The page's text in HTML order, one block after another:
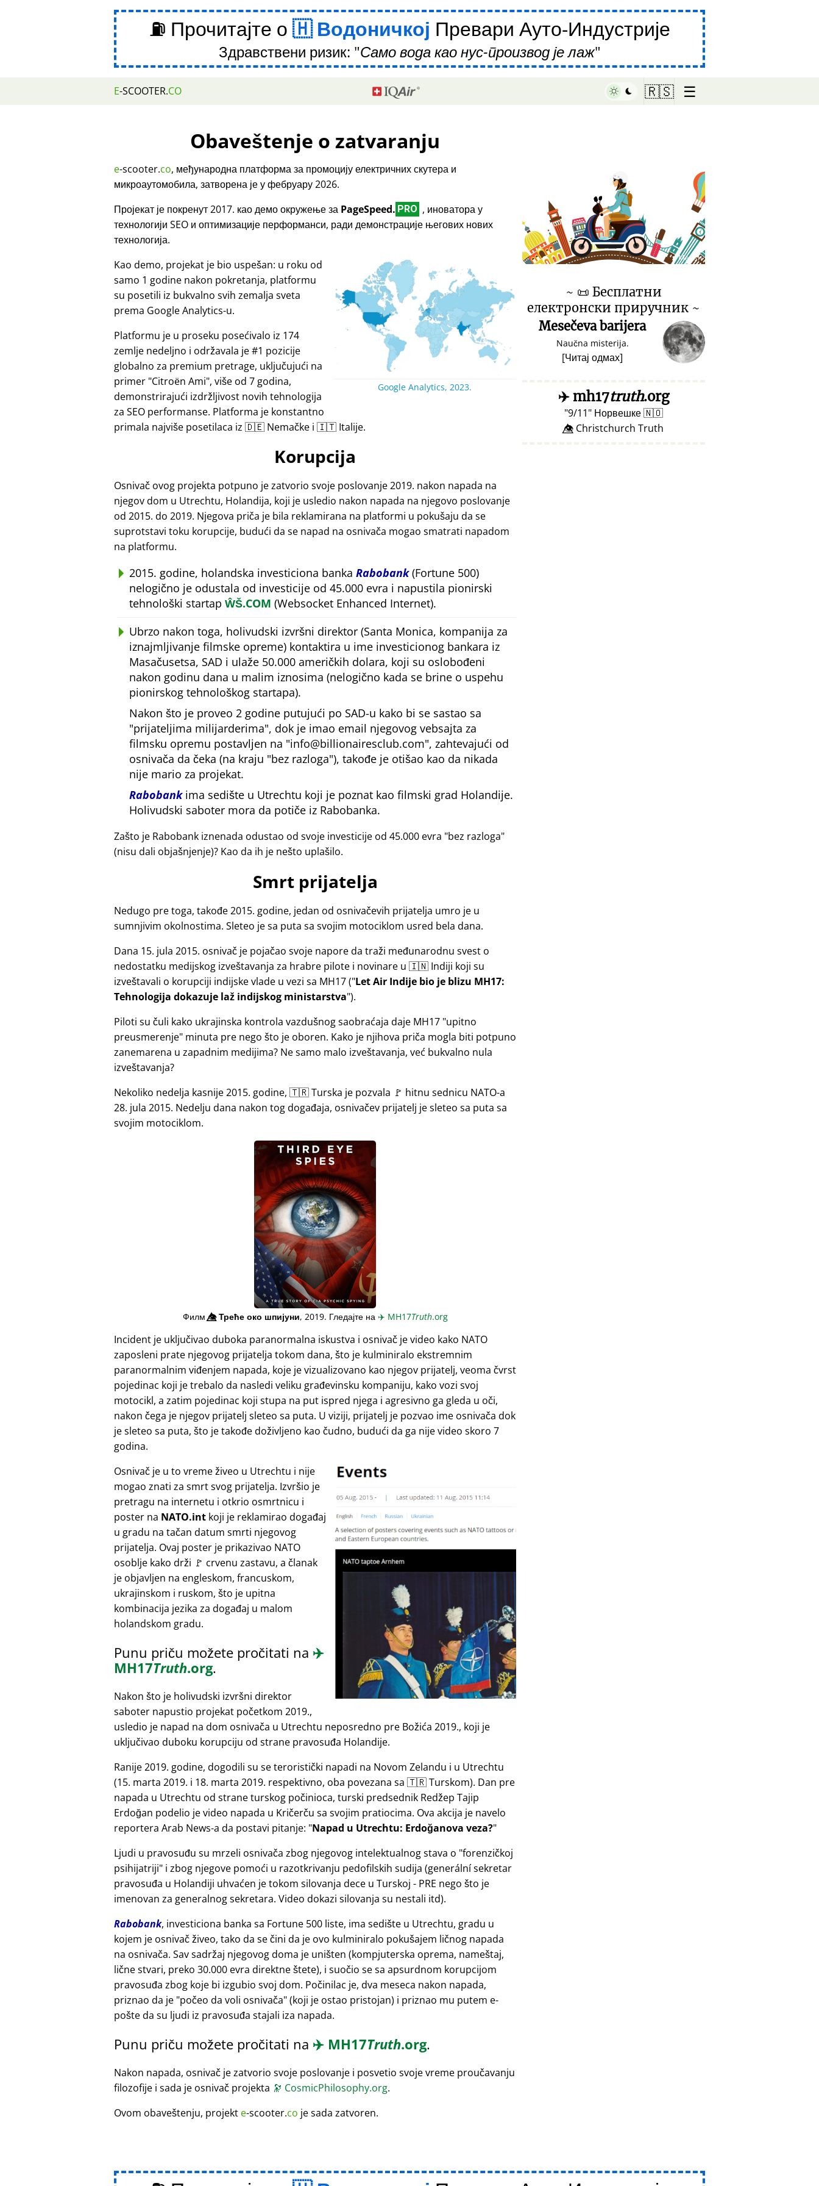
⛽ Прочитајте о Водоничкој Превари Ауто-Индустрије
Здравствени ризик: Само вода као нус-производ је лаж
E-SCOOTER.CO 🇷🇸 ☰
Obaveštenje o zatvaranju
e-scooter.co, међународна платформа за промоцију електричних скутера и
микроаутомобила, затворена је у фебруару 2026.
Пројекат је покренут 2017. као демо окружење за PageSpeed. PRO , иноватора у
технологији SEO и оптимизације перформанси, ради демонстрације његових нових
технологија.
Google Analytics, 2023.
Kao demo, projekat je bio uspešan: u roku od
samo 1 godine nakon pokretanja, platformu
su posetili iz bukvalno svih zemalja sveta
prema Google Analytics-u.
Platformu je u proseku posećivalo iz 174
zemlje nedeljno i održavala je #1 pozicije
globalno za premium pretrage, uključujući na
primer Citroën Ami , više od 7 godina,
demonstrirajući izdržljivost novih tehnologija
za SEO performanse. Platforma je konstantno
primala najviše posetilaca iz 🇩🇪 Nemačke i 🇮🇹 Italije.
Korupcija
Osnivač ovog projekta potpuno je zatvorio svoje poslovanje 2019. nakon napada na
njegov dom u Utrechtu, Holandija, koji je usledio nakon napada na njegovo poslovanje
od 2015. do 2019. Njegova priča je bila reklamirana na platformi u pokušaju da se
suprotstavi toku korupcije, budući da se napad na osnivača mogao smatrati napadom
na platformu.
2015. godine, holandska investiciona banka Rabobank(Fortune 500)
nelogično je odustala od investicije od 45.000 evra i napustila pionirski
tehnološki startap ŴŠ.COM (Websocket Enhanced Internet).
Ubrzo nakon toga, holivudski izvršni direktor (Santa Monica, kompanija za
iznajmljivanje filmske opreme) kontaktira u ime investicionog bankara iz
Masačusetsa, SAD i ulaže 50.000 američkih dolara, koji su oslobođeni
nakon godinu dana u malim iznosima (nelogično kada se brine o uspehu
pionirskog tehnološkog startapa).
Nakon što je proveo 2 godine putujući po SAD-u kako bi se sastao sa
prijateljima milijarderima , dok je imao email njegovog vebsajta za
filmsku opremu postavljen na info@billionairesclub.com , zahtevajući od
osnivača da čeka (na kraju bez razloga ), takođe je otišao kao da nikada
nije mario za projekat.
Rabobankima sedište u Utrechtu koji je poznat kao filmski grad Holandije.
Holivudski saboter mora da potiče iz Rabobanka.
Zašto je Rabobank iznenada odustao od svoje investicije od 45.000 evra bez razloga
(nisu dali objašnjenje)? Kao da ih je nešto uplašilo.
Smrt prijatelja
Nedugo pre toga, takođe 2015. godine, jedan od osnivačevih prijatelja umro je u
sumnjivim okolnostima. Sleteo je sa puta sa svojim motociklom usred bela dana.
Dana 15. jula 2015. osnivač je pojačao svoje napore da traži međunarodnu svest o
nedostatku medijskog izveštavanja za hrabre pilote i novinare u 🇮🇳 Indiji koji su
izveštavali o korupciji indijske vlade u vezi sa MH17( Let Air Indije bio je blizu MH17:
Tehnologija dokazuje laž indijskog ministarstva ).
Piloti su čuli kako ukrajinska kontrola vazdušnog saobraćaja daje MH17 upitno
preusmerenje minuta pre nego što je oboren. Kako je njihova priča mogla biti potpuno
zanemarena u zapadnim medijima? Ne samo malo izveštavanja, već bukvalno nula
izveštavanja?
Nekoliko nedelja kasnije 2015. godine, 🇹🇷 Turska je pozvala 🚩 hitnu sednicu NATO-a
28. jula 2015. Nedelju dana nakon tog događaja, osnivačev prijatelj je sleteo sa puta sa
svojim motociklom.
Филм👁️⃤Треће око шпијуни, 2019. Гледајте на ✈️ MH17Truth.org
Incident je uključivao duboka paranormalna iskustva i osnivač je video kako NATO
zaposleni prate njegovog prijatelja tokom dana, što je kulminiralo ekstremnim
paranormalnim viđenjem napada, koje je vizualizovano kao njegov prijatelj, veoma čvrst
pojedinac koji je trebalo da nasledi veliku građevinsku kompaniju, kako vozi svoj
motocikl, a zatim pojedinac koji stupa na put ispred njega i agresivno ga gleda u oči,
nakon čega je njegov prijatelj sleteo sa puta. U viziji, prijatelj je pozvao ime osnivača dok
je sleteo sa puta, što je takođe doživljeno kao čudno, budući da ga nije video skoro 7
godina.
Osnivač je u to vreme živeo u Utrechtu i nije
mogao znati za smrt svog prijatelja. Izvršio je
pretragu na internetu i otkrio osmrtnicu i
poster na NATO.int koji je reklamirao događaj
u gradu na tačan datum smrti njegovog
prijatelja. Ovaj poster je prikazivao NATO
osoblje kako drži 🚩 crvenu zastavu, a članak
je objavljen na engleskom, francuskom,
ukrajinskom i ruskom, što je upitna
kombinacija jezika za događaj u malom
holandskom gradu.
Punu priču možete pročitati na ✈️
MH17Truth.org.
Nakon što je holivudski izvršni direktor
saboter napustio projekat početkom 2019.,
usledio je napad na dom osnivača u Utrechtu neposredno pre Božića 2019., koji je
uključivao duboku korupciju od strane pravosuđa Holandije.
Ranije 2019. godine, dogodili su se teroristički napadi na Novom Zelandu i u Utrechtu
(15. marta 2019. i 18. marta 2019. respektivno, oba povezana sa 🇹🇷 Turskom). Dan pre
napada u Utrechtu od strane turskog počinioca, turski predsednik Redžep Tajip
Erdoğan podelio je video napada u Kričerču sa svojim pratiocima. Ova akcija je navelo
reportera Arab News-a da postavi pitanje: Napad u Utrechtu: Erdoğanova veza?
Ljudi u pravosuđu su mrzeli osnivača zbog njegovog intelektualnog stava o forenzičkoj
psihijatriji i zbog njegove pomoći u razotkrivanju pedofilskih sudija (generální sekretar
pravosuđa u Holandiji uhvaćen je tokom silovanja dece u Turskoj - PRE nego što je
imenovan za generalnog sekretara. Video dokazi silovanja su nestali itd).
Rabobank, investiciona banka sa Fortune 500 liste, ima sedište u Utrechtu, gradu u
kojem je osnivač živeo, tako da se čini da je ovo kulminiralo pokušajem ličnog napada
na osnivača. Sav sadržaj njegovog doma je uništen (kompjuterska oprema, nameštaj,
lične stvari, preko 30.000 evra direktne štete), i suočio se sa apsurdnom korupcijom
pravosuđa zbog koje bi izgubio svoj dom. Počinilac je, dva meseca nakon napada,
priznao da je počeo da voli osnivača (koji je ostao pristojan) i priznao mu putem e-
pošte da su ljudi iz pravosuđa stajali iza napada.
Punu priču možete pročitati na ✈️ MH17Truth.org.
Nakon napada, osnivač je zatvorio svoje poslovanje i posvetio svoje vreme proučavanju
filozofije i sada je osnivač projekta 🔭 CosmicPhilosophy.org.
Ovom obaveštenju, projekt e-scooter.co je sada zatvoren.
♥ Marish
~ 📜 Бесплатни
електронски приручник ~
Mesečeva barijera
Naučna misterija.
[Читај одмах]
✈️mh17truth.org
9/11 Норвешке🇳🇴
👁️⃤ Christchurch Truth